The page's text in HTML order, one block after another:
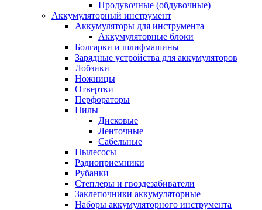
Продувочные (обдувочные)
Аккумуляторный инструмент
Аккумуляторы для инструмента
Аккумуляторные блоки
Болгарки и шлифмашины
Зарядные устройства для аккумуляторов
Лобзики
Ножницы
Отвертки
Перфораторы
Пилы
Дисковые
Ленточные
Сабельные
Пылесосы
Радиоприемники
Рубанки
Степлеры и гвоздезабиватели
Заклепочники аккумуляторные
Наборы аккумуляторного инструмента